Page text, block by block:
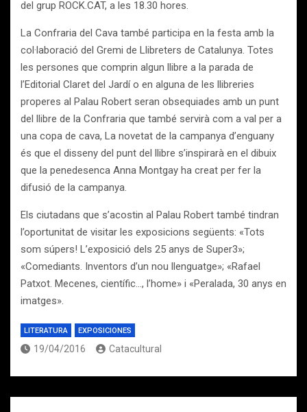
del grup ROCK.CAT, a les 18.30 hores.
La Confraria del Cava també participa en la festa amb la
col·laboració del Gremi de Llibreters de Catalunya. Totes
les persones que comprin algun llibre a la parada de
l’Editorial Claret del Jardí o en alguna de les llibreries
properes al Palau Robert seran obsequiades amb un punt
del llibre de la Confraria que també servirà com a val per a
una copa de cava, La novetat de la campanya d’enguany
és que el disseny del punt del llibre s’inspirarà en el dibuix
que la penedesenca Anna Montgay ha creat per fer la
difusió de la campanya.
Els ciutadans que s’acostin al Palau Robert també tindran
l’oportunitat de visitar les exposicions següents: «Tots
som súpers! L’exposició dels 25 anys de Super3»;
«Comediants. Inventors d’un nou llenguatge»; «Rafael
Patxot. Mecenes, científic…, l’home» i «Peralada, 30 anys en
imatges».
LITERATURA EXPOSICIONES
19/04/2016 Catacultural